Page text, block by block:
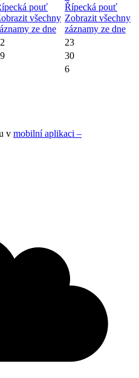
pouť
všechny
ze dne
Řípecká pouť
Zobrazit všechny
záznamy ze dne
23
30
6
v mobilní aplikaci –